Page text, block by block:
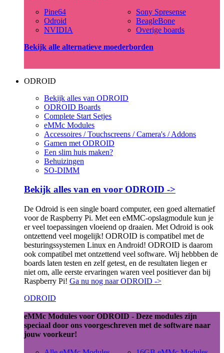
Pine64
Odroid
NVIDIA
Sony Spresense
BeagleBone
Overige boards
Bekijk alle alternatieve moederborden
ODROID
Bekijk alles van ODROID
ODROID Boards
Complete Start Setjes
eMMc Modules
Accessoires / Touchscreens / Camera's / Addons
Gamen met ODROID
Een slim huis maken?
Behuizingen
SO-DIMM
Bekijk alles van en voor ODROID ->
De Odroid is een single board computer, een goed alternatief
voor de Raspberry Pi. Met een eMMC-opslagmodule kun je
er veel toepassingen vloeiend op draaien. Met Odroid is ook
ontzettend veel mogelijk! ODROID is compatibel met de
besturingssystemen Linux en Android! ODROID is daarom
ook compatibel met ontzettend veel software. Wij hebbben de
boards laten testen en zelf getest, en de resultaten liegen er
niet om, alle eerste ervaringen waren veel positiever dan bij
Raspberry Pi! Ga nu nog naar ODROID ->
ODROID
eMMc Modules voor ODROID - Deze modules zijn
speciaal door ons voorgeschreven met de software naar
jouw voorkeur!